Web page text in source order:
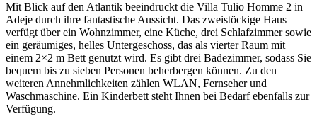
Mit Blick auf den Atlantik beeindruckt die Villa Tulio Homme 2 in
Adeje durch ihre fantastische Aussicht. Das zweistöckige Haus
verfügt über ein Wohnzimmer, eine Küche, drei Schlafzimmer sowie
ein geräumiges, helles Untergeschoss, das als vierter Raum mit
einem 2×2 m Bett genutzt wird. Es gibt drei Badezimmer, sodass Sie
bequem bis zu sieben Personen beherbergen können. Zu den
weiteren Annehmlichkeiten zählen WLAN, Fernseher und
Waschmaschine. Ein Kinderbett steht Ihnen bei Bedarf ebenfalls zur
Verfügung.